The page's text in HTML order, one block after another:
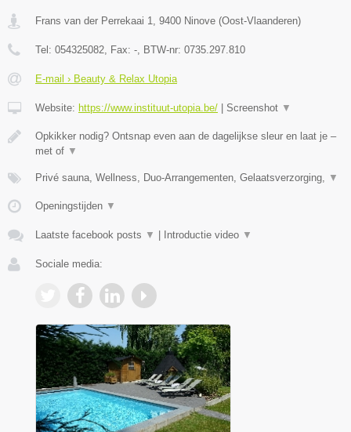
Frans van der Perrekaai 1 9400 Ninove (Oost-Vlaanderen)
Tel: 054325082 , Fax: - , BTW-nr: 0735.297.810
E-mail › Beauty & Relax Utopia
Website: https://www.instituut-utopia.be/ | Screenshot ▼
Opkikker nodig? Ontsnap even aan de dagelijkse sleur en laat je –
met of ▼
Privé sauna, Wellness, Duo-Arrangementen, Gelaatsverzorging, ▼
Openingstijden ▼
Laatste facebook posts ▼ | Introductie video ▼
Sociale media: